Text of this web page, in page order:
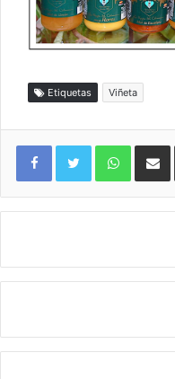
Etiquetas Viñeta